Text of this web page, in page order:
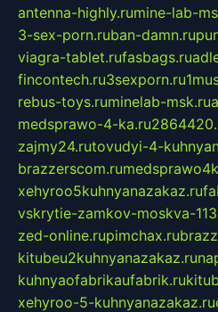
antenna-highly.rumine-lab-
3-sex-porn.ruban-damn.ru
viagra-tablet.rufasbags.ru
fincontech.ru3sexporn.ru
rebus-toys.ruminelab-msk.ru
medsprawo-4-ka.ru
zajmy24.rutovudyi-4-
brazzerscom.ru
xehyroo5kuhnyanazakaz.ru
vskrytie-zamkov-moskva-
zed-online.rupimchax.ru
kitubeu2kuhnyanazakaz.ru
kuhnyaofabrikaufabrik.ru
xehyroo-5-kuhnyanazakaz.ru